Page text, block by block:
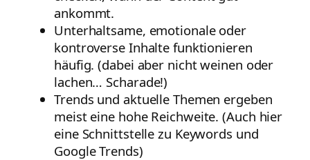
ankommt.
Unterhaltsame, emotionale oder
kontroverse Inhalte funktionieren
häufig. (dabei aber nicht weinen oder
lachen… Scharade!)
Trends und aktuelle Themen ergeben
meist eine hohe Reichweite. (Auch hier
eine Schnittstelle zu Keywords und
Google Trends)